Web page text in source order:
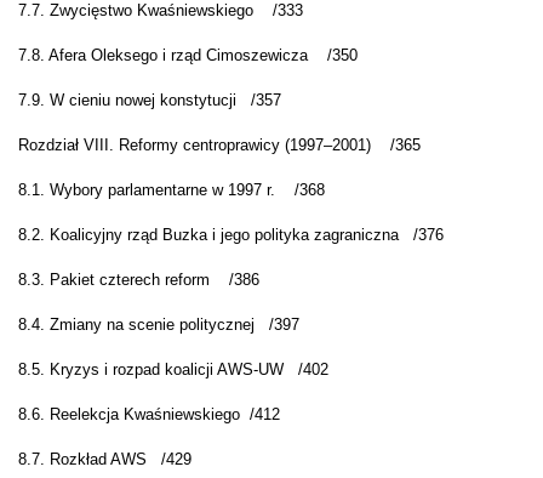
7.7. Zwycięstwo Kwaśniewskiego /333
7.8. Afera Oleksego i rząd Cimoszewicza /350
7.9. W cieniu nowej konstytucji /357
Rozdział VIII. Reformy centroprawicy (1997–2001) /365
8.1. Wybory parlamentarne w 1997 r. /368
8.2. Koalicyjny rząd Buzka i jego polityka zagraniczna /376
8.3. Pakiet czterech reform /386
8.4. Zmiany na scenie politycznej /397
8.5. Kryzys i rozpad koalicji AWS-UW /402
8.6. Reelekcja Kwaśniewskiego /412
8.7. Rozkład AWS /429